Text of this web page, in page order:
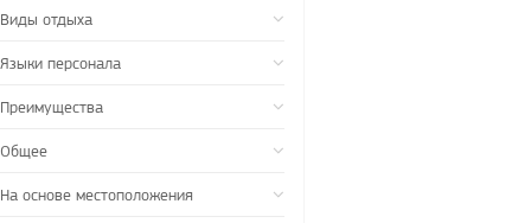
Виды отдыха
Языки персонала
Преимущества
Общее
На основе местоположения